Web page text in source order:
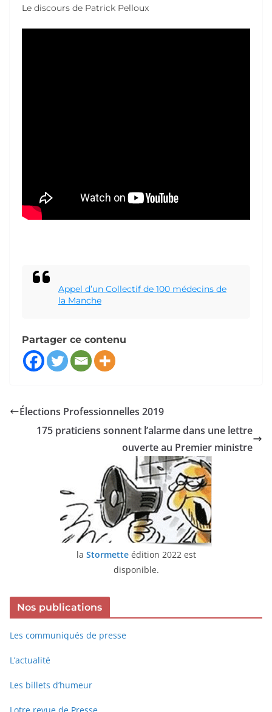
Le discours de Patrick Pelloux
Appel d’un Collectif de 100 médecins de
la Manche
Partager ce contenu
Élections Professionnelles 2019
175 praticiens sonnent l’alarme dans une lettre
ouverte au Premier ministre
la Stormetteédition 2022 est
disponible.
Nos publications
Les communiqués de presse
L’actualité
Les billets d’humeur